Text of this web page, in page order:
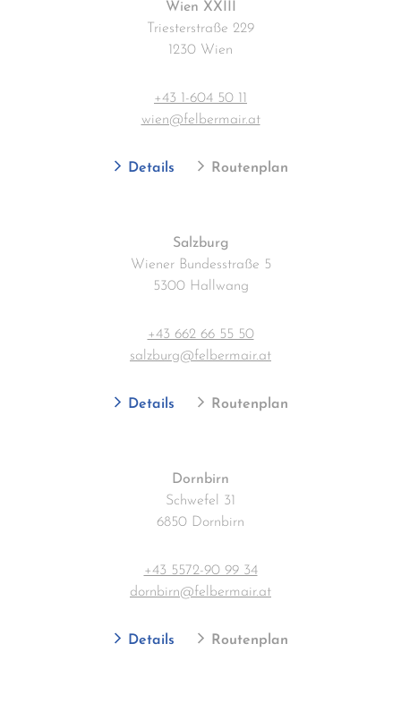
Wien XXIII
Triesterstraße 229
1230 Wien
+43 1-604 50 11
wien@felbermair.at
Details Routenplan
Salzburg
Wiener Bundesstraße 5
5300 Hallwang
+43 662 66 55 50
salzburg@felbermair.at
Details Routenplan
Dornbirn
Schwefel 31
6850 Dornbirn
+43 5572-90 99 34
dornbirn@felbermair.at
Details Routenplan